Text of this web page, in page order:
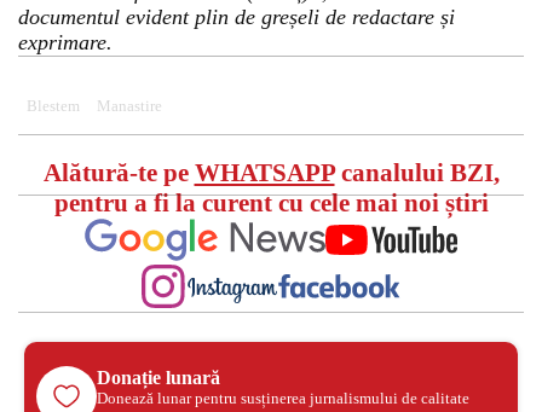
documentul evident plin de greșeli de redactare și
exprimare.
Blestem Manastire
Alătură-te pe WHATSAPPcanalului BZI,
pentru a fi la curent cu cele mai noi știri
Donație lunară
Donează lunar pentru susținerea jurnalismului de calitate